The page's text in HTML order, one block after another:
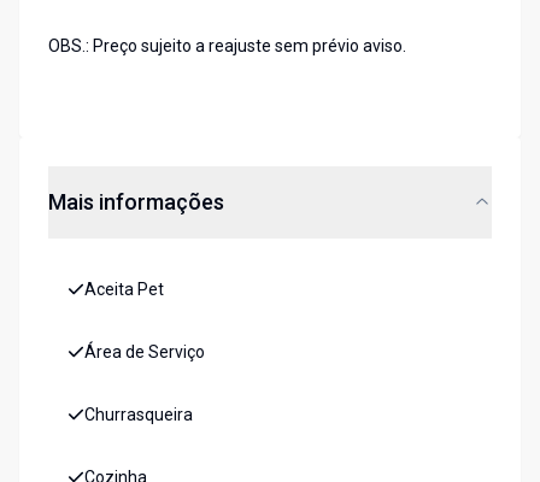
OBS.: Preço sujeito a reajuste sem prévio aviso.
Mais informações
Aceita Pet
Área de Serviço
Churrasqueira
Cozinha